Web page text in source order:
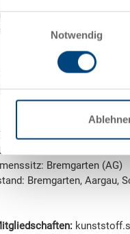
Einwilligungsauswahl
Notwendig
www.utzgroup.com
- Carsten Diekmann
- Adrian Meili
102.475.515
CHE-
Bremgarten (AG)
Bremgarten, Aargau,